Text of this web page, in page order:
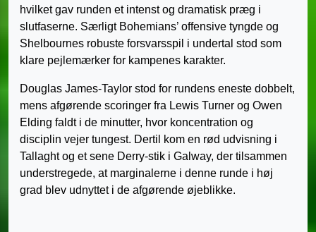
hvilket gav runden et intenst og dramatisk præg i
slutfaserne. Særligt Bohemians’ offensive tyngde og
Shelbournes robuste forsvarsspil i undertal stod som
klare pejlemærker for kampenes karakter.
Douglas James-Taylor stod for rundens eneste dobbelt,
mens afgørende scoringer fra Lewis Turner og Owen
Elding faldt i de minutter, hvor koncentration og
disciplin vejer tungest. Dertil kom en rød udvisning i
Tallaght og et sene Derry-stik i Galway, der tilsammen
understregede, at marginalerne i denne runde i høj
grad blev udnyttet i de afgørende øjeblikke.